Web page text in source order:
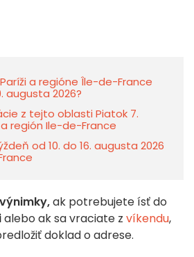
a regióne Île-de-France
augusta 2026?
z tejto oblasti Piatok 7.
región Ile-de-France
od 10. do 16. augusta 2026
výnimky,ak potrebujete ísť do
alebo ak sa vraciate z víkendu,
doklad o adrese.